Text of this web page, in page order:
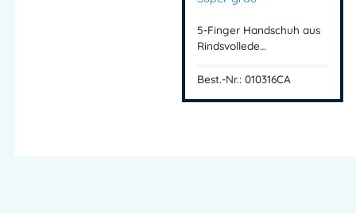
5-Finger Handschuh aus
Rindsvollede…
Best.-Nr.: 010316CA